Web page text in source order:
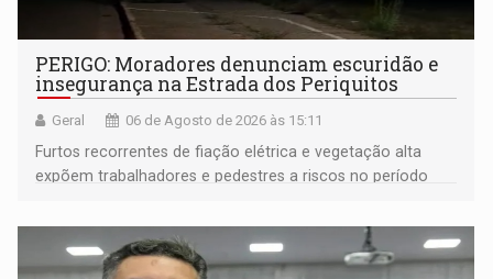
PERIGO: Moradores denunciam escuridão e
insegurança na Estrada dos Periquitos
Geral 06 de Agosto de 2026 às 15:11
Furtos recorrentes de fiação elétrica e vegetação alta
expõem trabalhadores e pedestres a riscos no período